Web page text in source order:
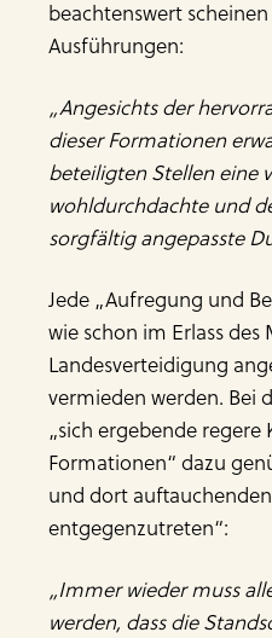
beachtenswert
Ausführungen:
„Angesichts der
dieser Formationen
beteiligten Stellen eine
wohldurchdachte und
sorgfältig angepasste
Jede „Aufregung und
wie schon im Erlass
Landesverteidigung
vermieden werden. Bei
„sich ergebende
Formationen“ dazu
und dort
entgegenzutreten“:
„Immer wieder muss
werden, dass die